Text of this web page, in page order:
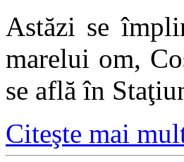
Astăzi se
marelui om,
se află în
Citeşte mai